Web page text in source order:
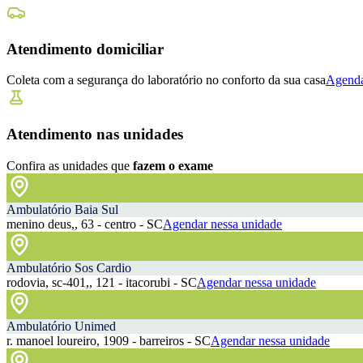
Atendimento domiciliar
Coleta com a segurança do laboratório no conforto da sua casa
Atendimento nas unidades
Confira as unidades que fazem o exame
Ambulatório Baia Sul
menino deus,, 63 - centro - SCAgendar nessa unidade
Ambulatório Sos Cardio
rodovia, sc-401,, 121 - itacorubi - SCAgendar nessa unidade
Ambulatório Unimed
r. manoel loureiro, 1909 - barreiros - SCAgendar nessa unidade